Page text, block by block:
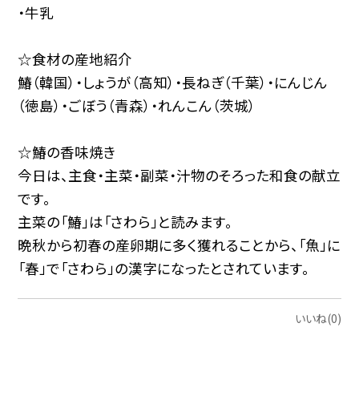
・牛乳
☆食材の産地紹介
鰆（韓国）・しょうが（高知）・長ねぎ（千葉）・にんじん
（徳島）・ごぼう（青森）・れんこん（茨城）
☆鰆の香味焼き
今日は、主食・主菜・副菜・汁物のそろった和食の献立
です。
主菜の「鰆」は「さわら」と読みます。
晩秋から初春の産卵期に多く獲れることから、「魚」に
「春」で「さわら」の漢字になったとされています。
いいね(0)